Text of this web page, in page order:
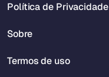
Política de Privacidade
Sobre
Termos de uso